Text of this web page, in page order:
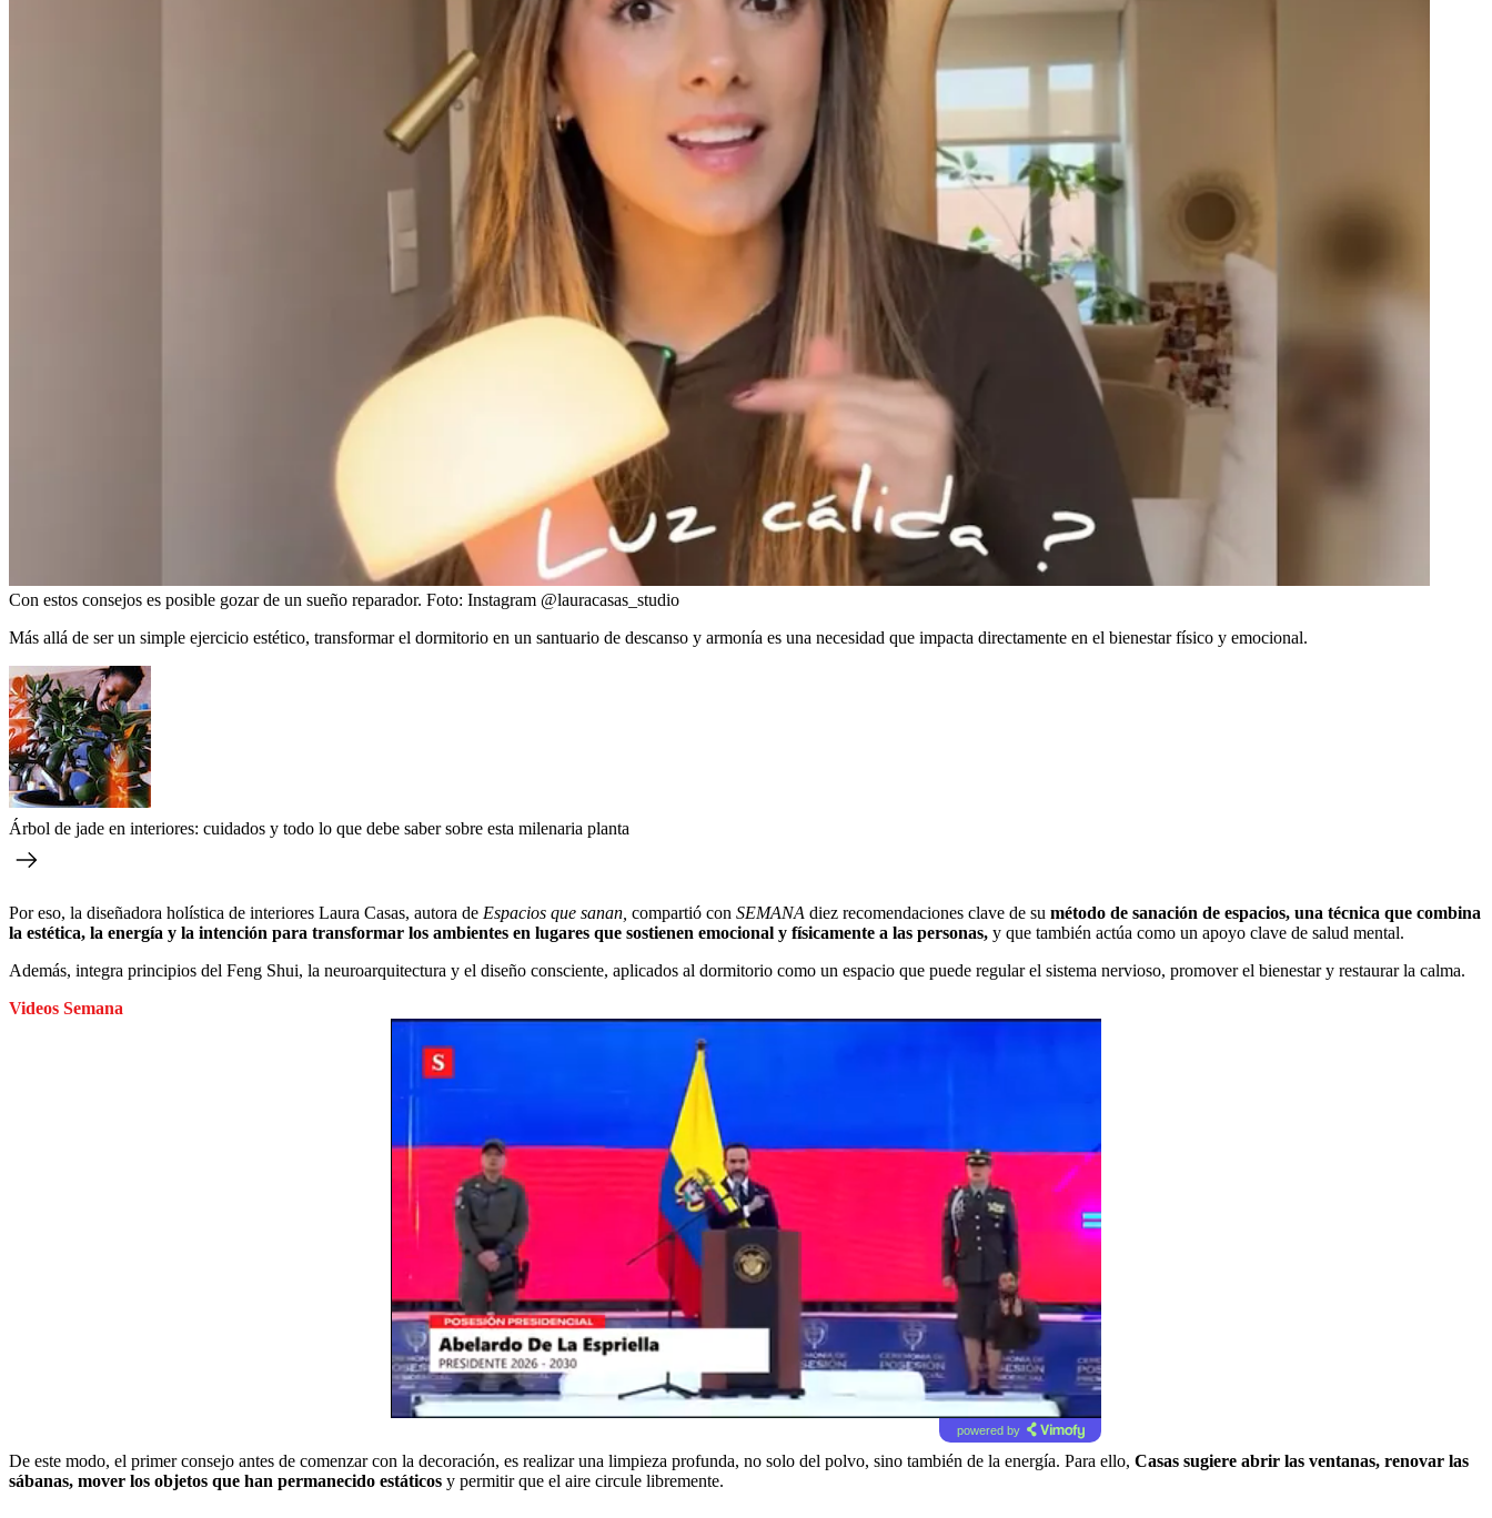
Con estos consejos es posible gozar de un sueño reparador. Foto: Instagram @lauracasas_studio
Más allá de ser un simple ejercicio estético, transformar el dormitorio en un santuario de descanso y armonía es una necesidad que impacta directamente en el bienestar físico y emocional.
Árbol de jade en interiores: cuidados y todo lo que debe saber sobre esta milenaria planta
Por eso, la diseñadora holística de interiores Laura Casas, autora de Espacios que sanan, compartió con SEMANA diez recomendaciones clave de su método de sanación de espacios, una técnica que combina
la estética, la energía y la intención para transformar los ambientes en lugares que sostienen emocional y físicamente a las personas, y que también actúa como un apoyo clave de salud mental.
Además, integra principios del Feng Shui, la neuroarquitectura y el diseño consciente, aplicados al dormitorio como un espacio que puede regular el sistema nervioso, promover el bienestar y restaurar la calma.
Videos Semana
powered by
De este modo, el primer consejo antes de comenzar con la decoración, es realizar una limpieza profunda, no solo del polvo, sino también de la energía. Para ello, Casas sugiere abrir las ventanas, renovar las
sábanas, mover los objetos que han permanecido estáticos y permitir que el aire circule libremente.